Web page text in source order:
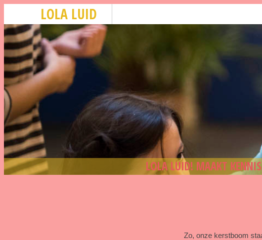
LOLA LUID
LOLA LUID! MAAKT KENNIS
Zo, onze kerstboom